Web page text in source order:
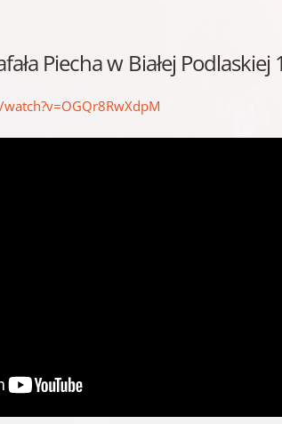
Piecha w Białej